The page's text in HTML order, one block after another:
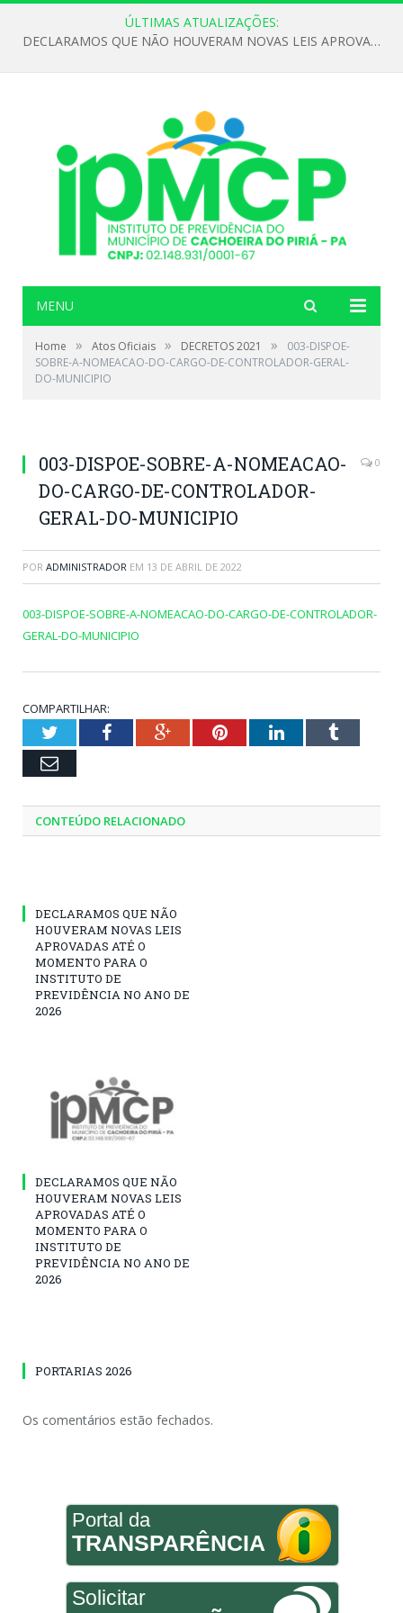
ÚLTIMAS ATUALIZAÇÕES:
DECLARAMOS QUE NÃO HOUVERAM NOVAS LEIS APROVADAS ATÉ O MOMENTO PARA O INSTITUTO DE PREVIDÊNCIA NO ANO DE 2026
MENU
Home » Atos Oficiais » DECRETOS 2021 »
003-DISPOE-
SOBRE-A-NOMEACAO-DO-CARGO-DE-CONTROLADOR-GERAL-
DO-MUNICIPIO
003-DISPOE-SOBRE-A-NOMEACAO-
DO-CARGO-DE-CONTROLADOR-
GERAL-DO-MUNICIPIO
0
POR ADMINISTRADOR EM 13 DE ABRIL DE 2022
003-DISPOE-SOBRE-A-NOMEACAO-DO-CARGO-DE-CONTROLADOR-
GERAL-DO-MUNICIPIO
COMPARTILHAR:
TwitterFacebookGoogle+PinterestLinkedInTumblr
Email
CONTEÚDO RELACIONADO
DECLARAMOS QUE NÃO
HOUVERAM NOVAS LEIS
APROVADAS ATÉ O
MOMENTO PARA O
INSTITUTO DE
PREVIDÊNCIA NO ANO DE
2026
DECLARAMOS QUE NÃO
HOUVERAM NOVAS LEIS
APROVADAS ATÉ O
MOMENTO PARA O
INSTITUTO DE
PREVIDÊNCIA NO ANO DE
2026
PORTARIAS 2026
Os comentários estão fechados.
Portal da
TRANSPARÊNCIA
Solicitar